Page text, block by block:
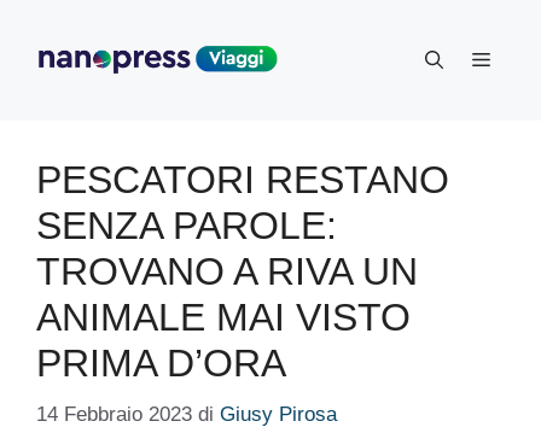
contenuto
Menu
PESCATORI RESTANO
SENZA PAROLE:
TROVANO A RIVA UN
ANIMALE MAI VISTO
PRIMA D’ORA
14 Febbraio 2023 di Giusy Pirosa